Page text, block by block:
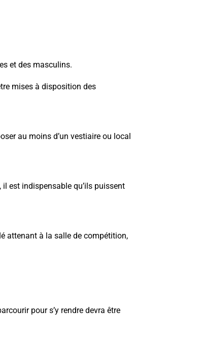
et des masculins.
mises à disposition des
au moins d’un vestiaire ou local
est indispensable qu’ils puissent
attenant à la salle de compétition,
pour s’y rendre devra être